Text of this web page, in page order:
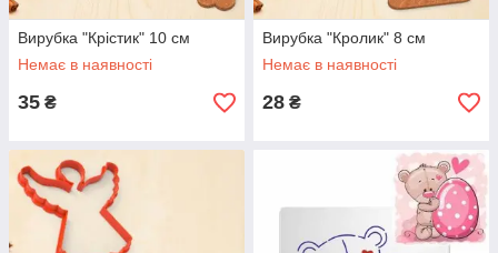
Вирубка "Крістик" 10 см
Немає в наявності
35 ₴
Вирубка "Кролик" 8 см
Немає в наявності
28 ₴